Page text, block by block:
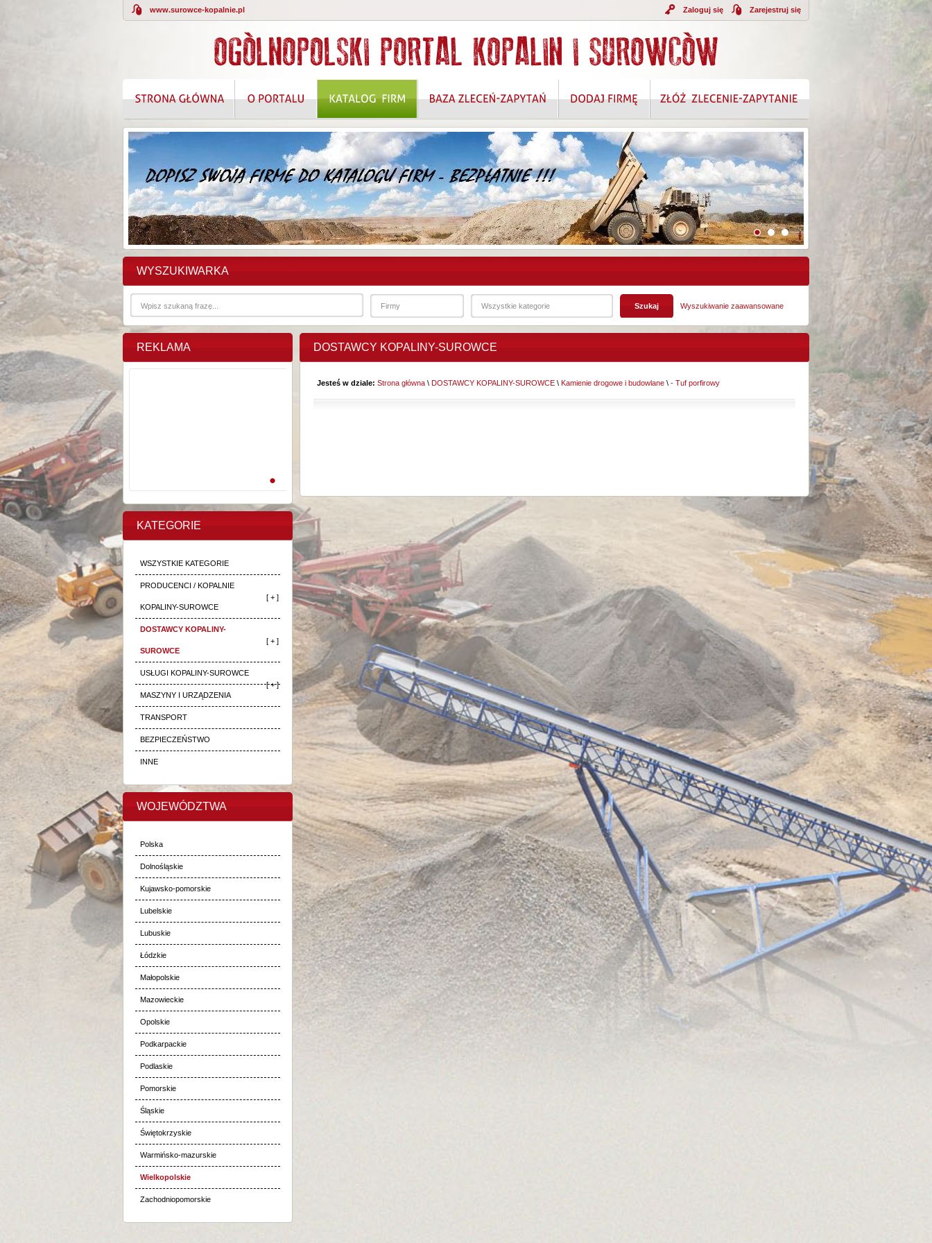
www.surowce-kopalnie.pl Zarejestruj się
Zaloguj się
KOMPLEKSOWE ROZWIĄZANIA W ZAKRESIE OCHRONY DANYCH OSOBOWYCH I BEZPIECZEŃSTWA INFORMACJI
WYSZUKIWARKA
Wyszukiwanie zaawansowane
REKLAMA
KATEGORIE
WSZYSTKIE KATEGORIE
PRODUCENCI / KOPALNIE
KOPALINY-SUROWCE
[ + ]
DOSTAWCY KOPALINY-
SUROWCE
[ + ]
USŁUGI KOPALINY-SUROWCE
[ + ]
MASZYNY I URZĄDZENIA
TRANSPORT
BEZPIECZEŃSTWO
INNE
WOJEWÓDZTWA
Polska
Dolnośląskie
Kujawsko-pomorskie
Lubelskie
Lubuskie
Łódzkie
Małopolskie
Mazowieckie
Opolskie
Podkarpackie
Podlaskie
Pomorskie
Śląskie
Świętokrzyskie
Warmińsko-mazurskie
Wielkopolskie
Zachodniopomorskie
DOSTAWCY KOPALINY-SUROWCE
Jesteś w dziale: Strona główna \ DOSTAWCY KOPALINY-SUROWCE \ Kamienie drogowe i budowlane \ - Tuf porfirowy